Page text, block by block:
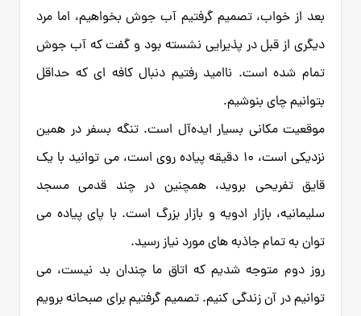
بعد از خواب، تصمیم گرفتیم آب جوش بخواهیم، اما مرد
دیگری از قبل در پذیرایی نشسته بود و گفت که آب جوش
تمام شده است. ناامید رفتیم دنبال کافه ای که حداقل
بتوانیم چای بنوشیم.
موقعیت مکانی بسیار ایده‌آل است. تنگه بسفر در همین
نزدیکی است، 10 دقیقه پیاده روی است، می توانید با یک
قایق تفریحی بروید، همچنین در چند قدمی مسجد
سلیمانیه، بازار ادویه و بازار بزرگ است. با پای پیاده می
توان به تمام جاذبه های مورد نیاز رسید.
روز دوم متوجه شدیم که اتاق ما چندان بد نیست، می
توانیم در آن زندگی کنیم. تصمیم گرفتیم برای صبحانه برویم